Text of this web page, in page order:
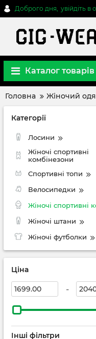
Доброго дня, увійдіть в
Каталог товарів
Головна Жіночий
Категорії
Лосини
Жіночі спортивні
комбінезони
Спортивні топи
Велосипедки
Жіночі спортивні
Жіночі штани
Жіночі футболки
Ціна
-
Інші фільтри